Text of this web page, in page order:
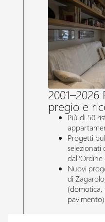
pregio e
Più di 50
Progetti
selezionati
Nuovi
di
(domotica,